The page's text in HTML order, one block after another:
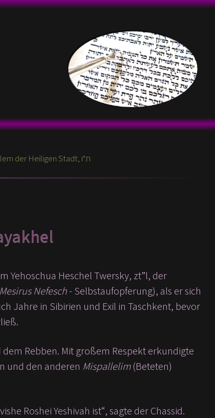
Aktuelle Themen zur Wöchentlichen Parascha, aus Jerusalem der Heiligen Stadt, ת"ו
Yehoschua Heschel Twersky, zt”l, der
Mesirus Nefesch- Selbstaufopferung), als er sich
Jahre in Sibirien und Exil in Taschkent, bevor
Rebben. Mit großem Respekt erkundigte
und den anderen Mispallelim(Beteten)
Roshei Yeshivah ist“, sagte der Chassid.